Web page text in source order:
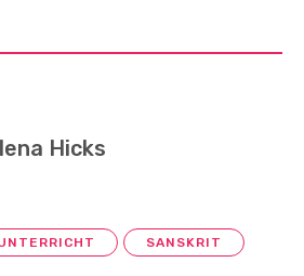
Hicks
SANSKRIT